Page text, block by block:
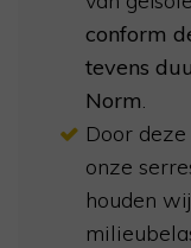
conform
tevens
Norm
Door
onze
houden